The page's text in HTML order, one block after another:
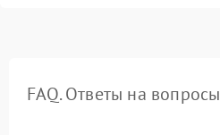
FAQ. Ответы на вопросы